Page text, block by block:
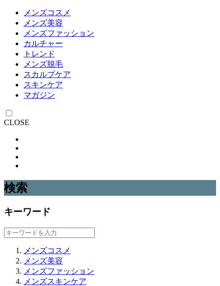
メンズコスメ
メンズ美容
メンズファッション
カルチャー
トレンド
メンズ脱毛
スカルプケア
スキンケア
マガジン
CLOSE
検索
キーワード
メンズコスメ
メンズ美容
メンズファッション
メンズスキンケア